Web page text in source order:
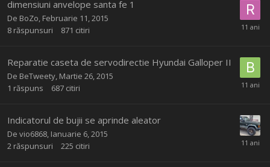
dimensiuni anvelope santa fe 1
De BoZo Februarie 11, 2015
8 răspunsuri 871 citiri
Reparatie caseta de servodirectie Hyundai Galloper II
De BeTweety Martie 26, 2015
1 răspuns 687 citiri
Indicatorul de bujii se aprinde aleator
De vio6868 Ianuarie 6, 2015
2 răspunsuri 225 citiri